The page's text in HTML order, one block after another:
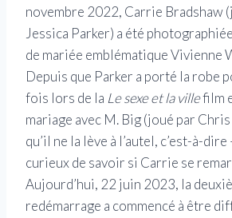
novembre 2022, Carrie Bradshaw
Jessica Parker) a été
de mariée emblématique Vivienne
Depuis que Parker a porté la robe
fois lors de la Le sexe et la villefilm
mariage avec M. Big (joué par
qu’il ne la lève à l’autel, c’est-à-
curieux de savoir si Carrie se
Aujourd’hui, 22 juin 2023, la
redémarrage a commencé à être